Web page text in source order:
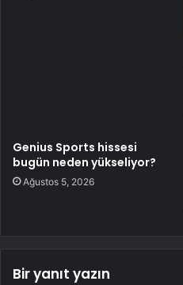
Genius Sports hissesi
bugün neden yükseliyor?
Ağustos 5, 2026
Bir yanıt yazın